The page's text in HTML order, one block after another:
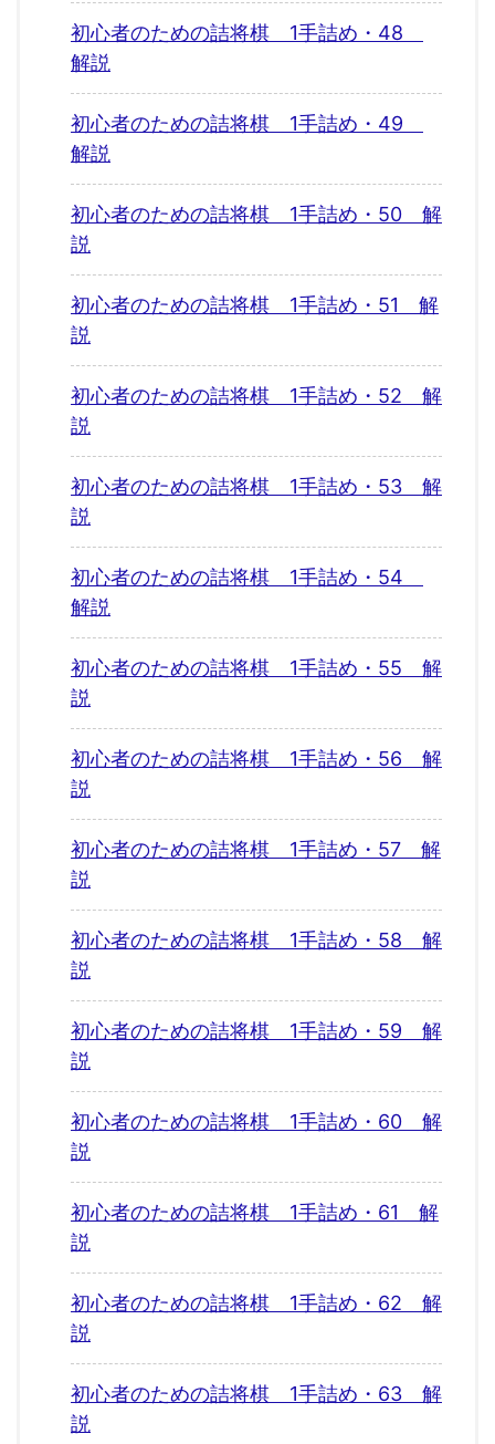
初心者のための詰将棋 1手詰め・48
解説
初心者のための詰将棋 1手詰め・49
解説
初心者のための詰将棋 1手詰め・50 解
説
初心者のための詰将棋 1手詰め・51 解
説
初心者のための詰将棋 1手詰め・52 解
説
初心者のための詰将棋 1手詰め・53 解
説
初心者のための詰将棋 1手詰め・54
解説
初心者のための詰将棋 1手詰め・55 解
説
初心者のための詰将棋 1手詰め・56 解
説
初心者のための詰将棋 1手詰め・57 解
説
初心者のための詰将棋 1手詰め・58 解
説
初心者のための詰将棋 1手詰め・59 解
説
初心者のための詰将棋 1手詰め・60 解
説
初心者のための詰将棋 1手詰め・61 解
説
初心者のための詰将棋 1手詰め・62 解
説
初心者のための詰将棋 1手詰め・63 解
説